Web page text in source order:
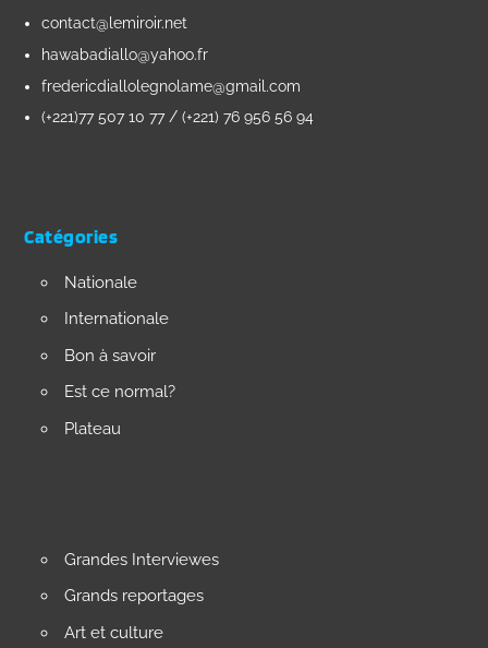
contact@lemiroir.net
hawabadiallo@yahoo.fr
fredericdiallolegnolame@gmail.com
(+221)77 507 10 77 / (+221) 76 956 56 94
Catégories
Nationale
Internationale
Bon à savoir
Est ce normal?
Plateau
Grandes Interviewes
Grands reportages
Art et culture